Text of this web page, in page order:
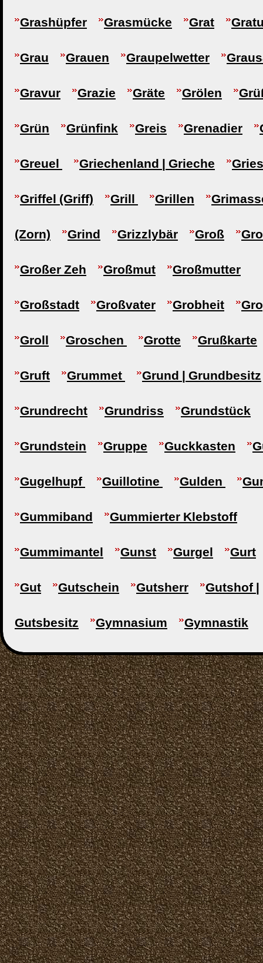
Grashüpfer Grasmücke Grat
Grau Grauen Graupelwetter
Gravur Grazie Gräte Grölen
Grün Grünfink Greis Grenadier
Greuel Griechenland | Grieche
Griffel (Griff) Grill Grillen
(Zorn) Grind Grizzlybär Groß
Großer Zeh Großmut Großmutter
Großstadt Großvater Grobheit
Groll Groschen Grotte Grußkarte
Gruft Grummet Grund | Grundbesitz
Grundrecht Grundriss Grundstück
Grundstein Gruppe Guckkasten
Gugelhupf Guillotine Gulden
Gummiband Gummierter Klebstoff
Gummimantel Gunst Gurgel Gurt
Gut Gutschein Gutsherr Gutshof |
Gutsbesitz Gymnasium Gymnastik